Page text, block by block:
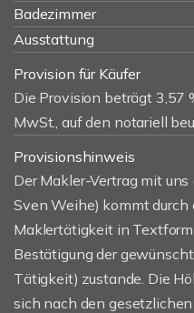
Badezimmer
Ausstattung
Provision für Käufer
Die Provision beträgt 3,57
MwSt., auf den notariell
Provisionshinweis
Der Makler-Vertrag mit
Sven Weihe) kommt durch
Maklertätigkeit in Textform
Bestätigung der
Tätigkeit) zustande. Die
sich nach den